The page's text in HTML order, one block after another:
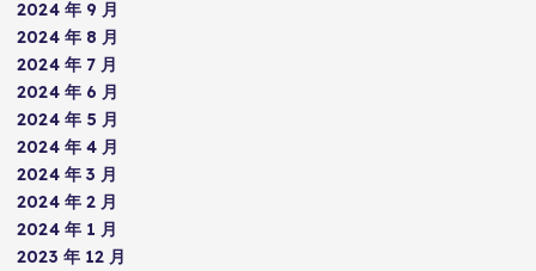
2024 年 9 月
2024 年 8 月
2024 年 7 月
2024 年 6 月
2024 年 5 月
2024 年 4 月
2024 年 3 月
2024 年 2 月
2024 年 1 月
2023 年 12 月